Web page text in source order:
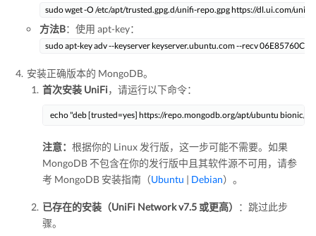
sudo wget -O /etc/apt/trusted.gpg.d/unifi-repo.gpg https://dl.ui.com/
方法B：使用 apt-key：
sudo apt-key adv --keyserver keyserver.ubuntu.com --recv
安装正确版本的 MongoDB。
首次安装 UniFi，请运行以下命令：
echo "deb [trusted=yes] https://repo.mongodb.org/apt/ubuntu bionic/
注意： 根据你的 Linux 发行版，这一步可能不需要。如果
MongoDB 不包含在你的发行版中且其软件源不可用，请参
考 MongoDB 安装指南（Ubuntu | Debian）。
已存在的安装（UniFi Network v7.5 或更高）
：跳过此步
骤。